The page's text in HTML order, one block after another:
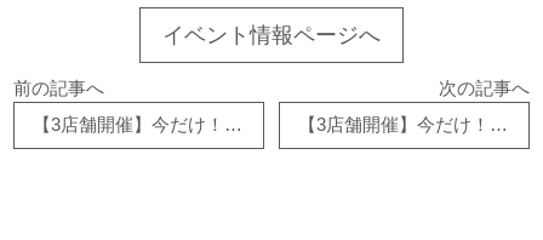
イベント情報ページへ
前の記事へ
【3店舗開催】今だけ！トイレ大特価市！
次の記事へ
【3店舗開催】今だけ！トイレ大特価市！